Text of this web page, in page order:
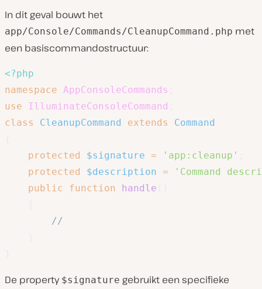
In dit geval bouwt het
app/Console/Commands/CleanupCommand.php met
een basiscommandostructuur:
<?php
namespace
AppConsoleCommands
use
IlluminateConsoleCommand
class
CleanupCommand extends
Command
protected
$signature = 'app:cleanup'
protected
$description =
'Command
public
function handle
//
De property $signature gebruikt een specifieke